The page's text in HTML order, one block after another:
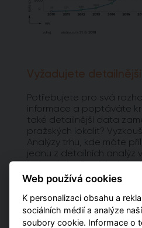
Vyžadujete
Potřebujete pro svá
informace a poptáváte
také detailnější data
pražských lokalit?
Analýzy trhu, kde máte
jednu z detailních analýz
jednotlivé městské
Web používá cookies
K personalizaci obsahu a
sociálních médií a analýze
soubory cookie. Informace o